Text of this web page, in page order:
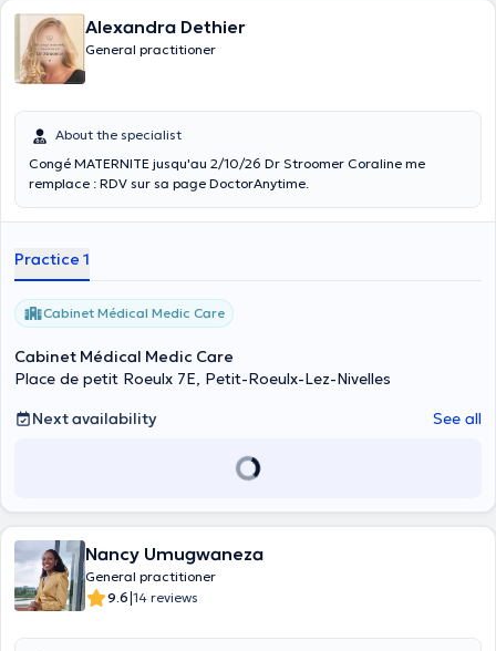
Alexandra Dethier
General practitioner
About the specialist
Congé MATERNITE jusqu'au 2/10/26 Dr Stroomer Coraline me
remplace : RDV sur sa page DoctorAnytime.
Practice 1
Cabinet Médical Medic Care
Cabinet Médical Medic Care
Place de petit Roeulx 7E, Petit-Roeulx-Lez-Nivelles
Next availability
See all
Nancy Umugwaneza
General practitioner
9.6|14 reviews